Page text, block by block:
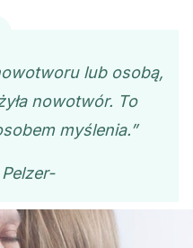
lub osobą,
nowotwór. To
myślenia.”